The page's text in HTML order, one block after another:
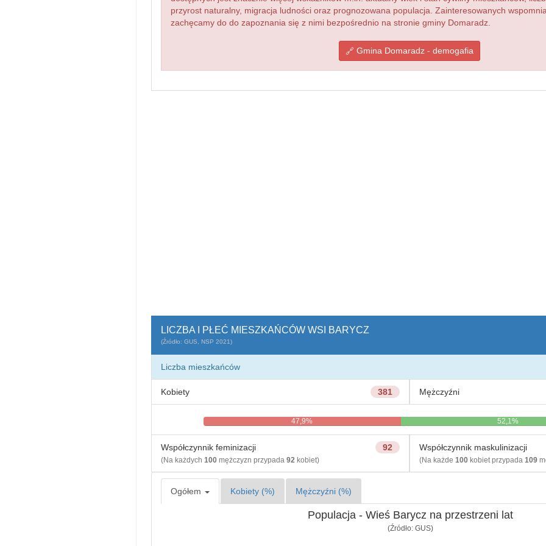
przyrost naturalny, migracja ludności oraz prognozowana populacja. Zainteresowanych
zachęcamy do do zapoznania się z nimi bezpośrednio na stronie gminy Domaradz.
Gmina Domaradz - demogafia
LICZBA I PŁEĆ MIESZKAŃCÓW WSI BARYCZ
(Źródło: GUS, NSP 2021)
Liczba mieszkańców
381
Kobiety Mężczyźni
47,9% 52,1%
92
Współczynnik feminizacji
(Na każdych 100mężczyzn przypada 92kobiet)
Współczynnik maskulinizacji
(Na każde 100kobiet przypada 109
Ogółem Kobiety (%) Mężczyźni (%)
Populacja - Wieś Barycz na przestrzeni lat
(Źródło: GUS)